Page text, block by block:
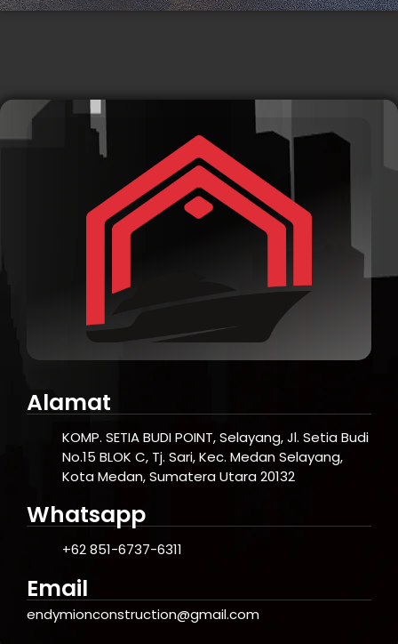
Alamat
KOMP. SETIA BUDI POINT, Selayang, Jl. Setia Budi
No.15 BLOK C, Tj. Sari, Kec. Medan Selayang,
Kota Medan, Sumatera Utara 20132
Whatsapp
+62 851-6737-6311
Email
endymionconstruction@gmail.com